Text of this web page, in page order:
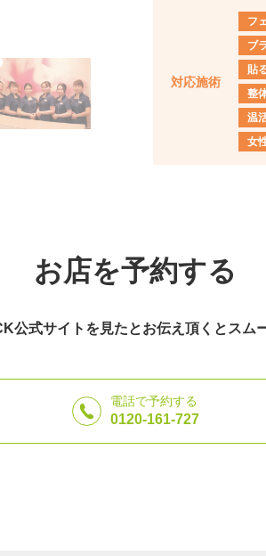
対応施術
フ
ブ
貼
整
温
女
お店を予約する
公式サイトを見たとお伝え頂くとスム
電話で予約する
0120-161-727